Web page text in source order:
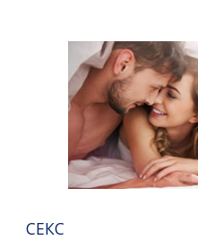
СЕКС